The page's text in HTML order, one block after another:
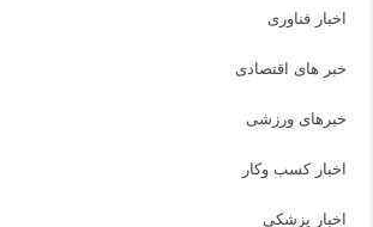
اخبار فناوری
خبر های اقتصادی
خبرهای ورزشی
اخبار کسب وکار
اخبار پزشکی